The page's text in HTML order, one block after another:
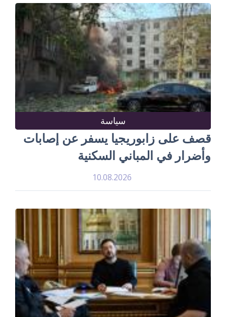
سياسة
قصف على زابوريجيا يسفر عن إصابات
وأضرار في المباني السكنية
10.08.2026